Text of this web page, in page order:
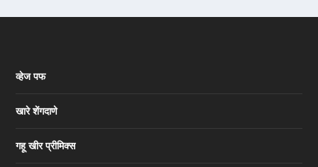
व्हेज पफ
खारे शेंगदाणे
गहू खीर प्रीमिक्स